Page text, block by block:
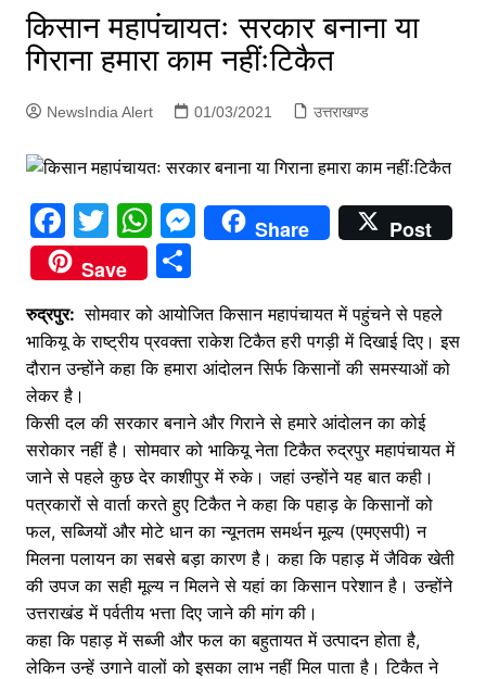
किसान महापंचायतः सरकार बनाना या
गिराना हमारा काम नहींःटिकैत
NewsIndia Alert 01/03/2021 उत्तराखण्ड
F
a
c
e
b
o
o
k
T
w
itt
er
W
h
at
s
A
p
M
e
s
e
g
er
Share
Post
Save
S
h
ar
e
रुद्रपुर: सोमवार को आयोजित किसान महापंचायत में पहुंचने से पहले
भाकियू के राष्ट्रीय प्रवक्ता राकेश टिकैत हरी पगड़ी में दिखाई दिए। इस
दौरान उन्होंने कहा कि हमारा आंदोलन सिर्फ किसानों की समस्याओं को
लेकर है।
किसी दल की सरकार बनाने और गिराने से हमारे आंदोलन का कोई
सरोकार नहीं है। सोमवार को भाकियू नेता टिकैत रुद्रपुर महापंचायत में
जाने से पहले कुछ देर काशीपुर में रुके। जहां उन्होंने यह बात कही।
पत्रकारों से वार्ता करते हुए टिकैत ने कहा कि पहाड़ के किसानों को
फल, सब्जियों और मोटे धान का न्यूनतम समर्थन मूल्य (एमएसपी) न
मिलना पलायन का सबसे बड़ा कारण है। कहा कि पहाड़ में जैविक खेती
की उपज का सही मूल्य न मिलने से यहां का किसान परेशान है। उन्होंने
उत्तराखंड में पर्वतीय भत्ता दिए जाने की मांग की।
कहा कि पहाड़ में सब्जी और फल का बहुतायत में उत्पादन होता है,
लेकिन उन्हें उगाने वालों को इसका लाभ नहीं मिल पाता है। टिकैत ने